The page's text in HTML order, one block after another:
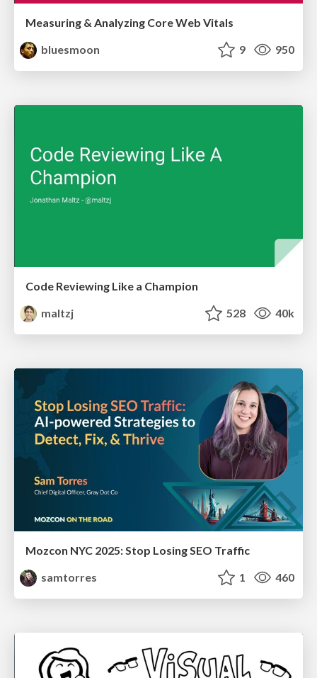
Measuring & Analyzing Core Web Vitals
bluesmoon
9 950
Code Reviewing Like a Champion
maltzj
528 40k
Mozcon NYC 2025: Stop Losing SEO Traffic
samtorres
1 460